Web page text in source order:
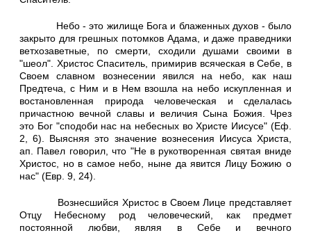
Небо - это жилище Бога и блаженных духов - было
закрыто для грешных потомков Адама, и даже праведники
ветхозаветные, по смерти, сходили душами своими в
"шеол". Христос Спаситель, примирив всяческая в Себе, в
Своем славном вознесении явился на небо, как наш
Предтеча, с Ним и в Нем взошла на небо искупленная и
востановленная природа человеческая и сделалась
причастною вечной славы и величия Сына Божия. Чрез
это Бог "сподоби нас на небесных во Христе Иисусе" (Еф.
2, 6). Выясняя это значение вознесения Иисуса Христа,
ап. Павел говорил, что "Не в рукотворенная святая вниде
Христос, но в самое небо, ныне да явится Лицу Божию о
нас" (Евр. 9, 24).
Вознесшийся Христос в Своем Лице представляет
Отцу Небесному род человеческий, как предмет
постоянной любви, являя в Себе и вечного